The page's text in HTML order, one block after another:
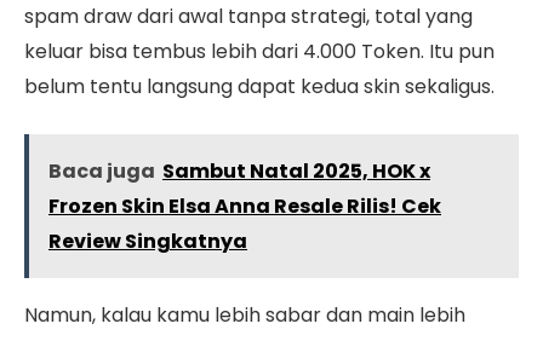
spam draw dari awal tanpa strategi, total yang
keluar bisa tembus lebih dari 4.000 Token. Itu pun
belum tentu langsung dapat kedua skin sekaligus.
Baca juga Sambut Natal 2025, HOK x
Frozen Skin Elsa Anna Resale Rilis! Cek
Review Singkatnya
Namun, kalau kamu lebih sabar dan main lebih